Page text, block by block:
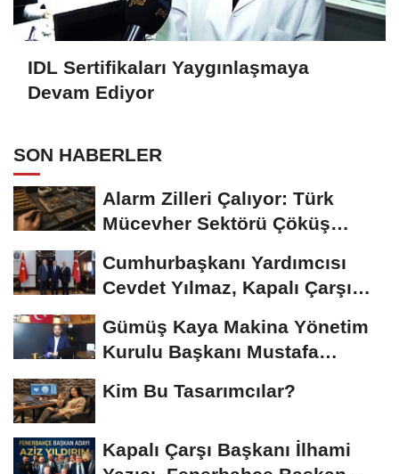
IDL Sertifikaları Yaygınlaşmaya
Devam Ediyor
SON HABERLER
Alarm Zilleri Çalıyor: Türk
Mücevher Sektörü Çöküş
Cumhurbaşkanı Yardımcısı
Cevdet Yılmaz, Kapalı Çarşı
Gümüş Kaya Makina Yönetim
Kurulu Başkanı Mustafa
Kim Bu Tasarımcılar?
Kapalı Çarşı Başkanı İlhami